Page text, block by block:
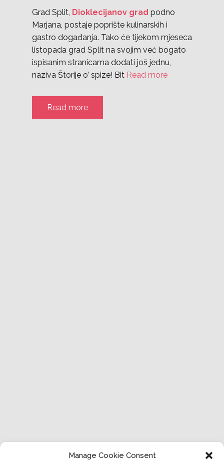
Manage Cookie Consent
Grad Split, Dioklecijanov grad podno
Marjana, postaje poprište kulinarskih i
gastro događanja. Tako će tijekom mjeseca
listopada grad Split na svojim već bogato
ispisanim stranicama dodati još jednu,
naziva Štorije o’ spize! Bit Read more
Read more